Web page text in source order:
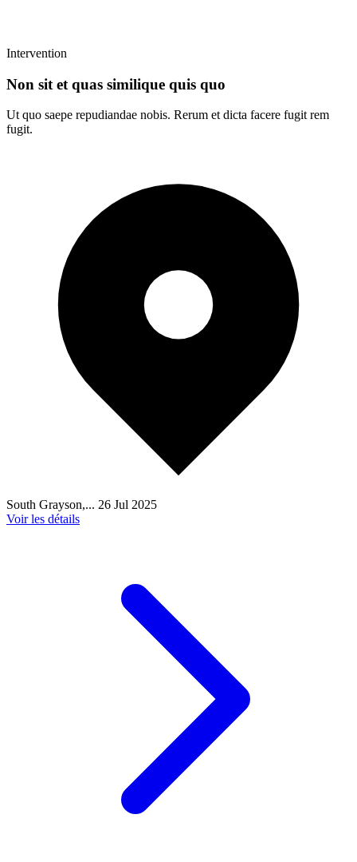
Intervention
Non sit et quas similique quis quo
Ut quo saepe repudiandae nobis. Rerum et dicta facere fugit rem
fugit.
South Grayson,... 26 Jul 2025
Voir les détails